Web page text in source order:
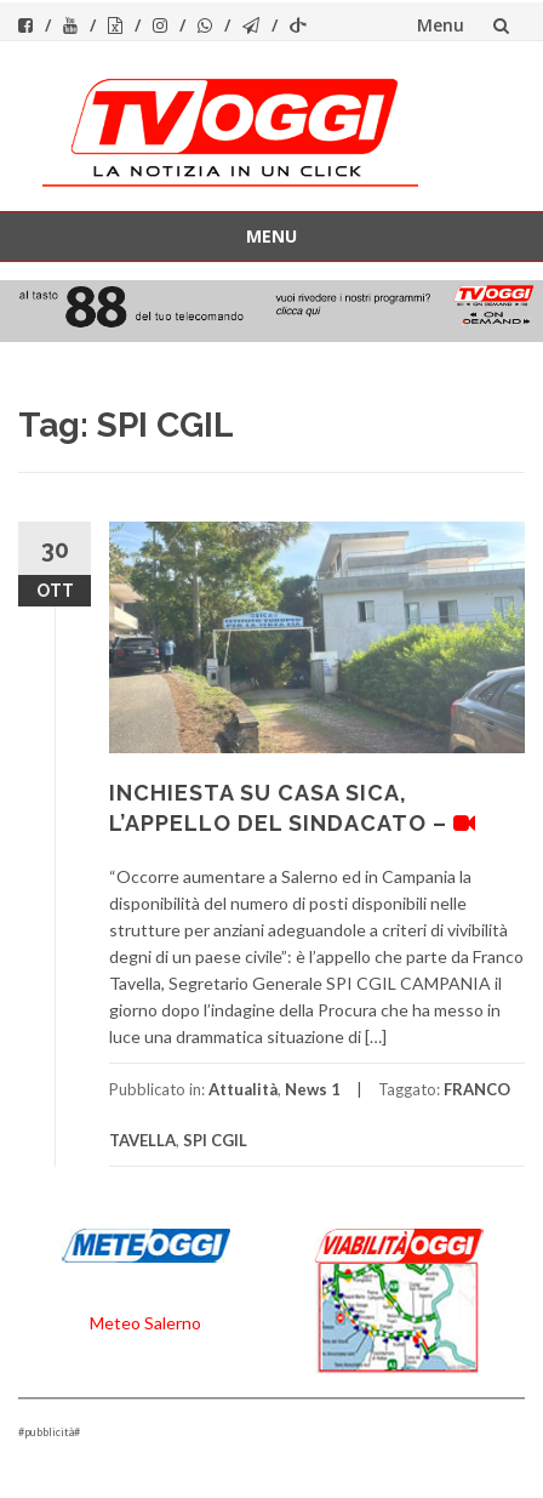
Menu
contenuto
MENU
contenuto
Tag: SPI CGIL
30
OTT
INCHIESTA SU CASA SICA,
L’APPELLO DEL SINDACATO –
“Occorre aumentare a Salerno ed in Campania la
disponibilità del numero di posti disponibili nelle
strutture per anziani adeguandole a criteri di vivibilità
degni di un paese civile”: è l’appello che parte da Franco
Tavella, Segretario Generale SPI CGIL CAMPANIA il
giorno dopo l’indagine della Procura che ha messo in
luce una drammatica situazione di […]
Pubblicato in:Attualità, News 1 Taggato: FRANCO
TAVELLA, SPI CGIL
Meteo Salerno
#pubblicità#